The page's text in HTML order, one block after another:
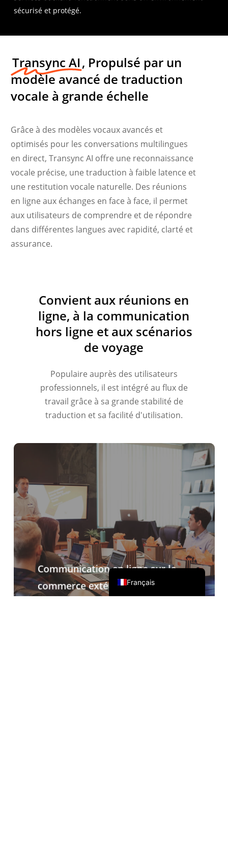
sécurisé et protégé.
Transync AI, Propulsé par un
modèle avancé de traduction
vocale à grande échelle
Grâce à des modèles vocaux avancés et
optimisés pour les conversations multilingues
en direct, Transync AI offre une reconnaissance
vocale précise, une traduction à faible latence et
une restitution vocale naturelle. Des réunions
en ligne aux échanges en face à face, il permet
aux utilisateurs de comprendre et de répondre
dans différentes langues avec rapidité, clarté et
assurance.
Convient aux réunions en
ligne, à la communication
hors ligne et aux scénarios
de voyage
Populaire auprès des utilisateurs
professionnels, il est intégré au flux de
travail grâce à sa grande stabilité de
traduction et sa facilité d'utilisation.
Communication en ligne sur le
commerce extérieurFrançais
English
简体中文
한국어
Italiano
ไทย
繁體中文
हिन्दी
Bahasa Indonesia
Tiếng Việt
Türkçe